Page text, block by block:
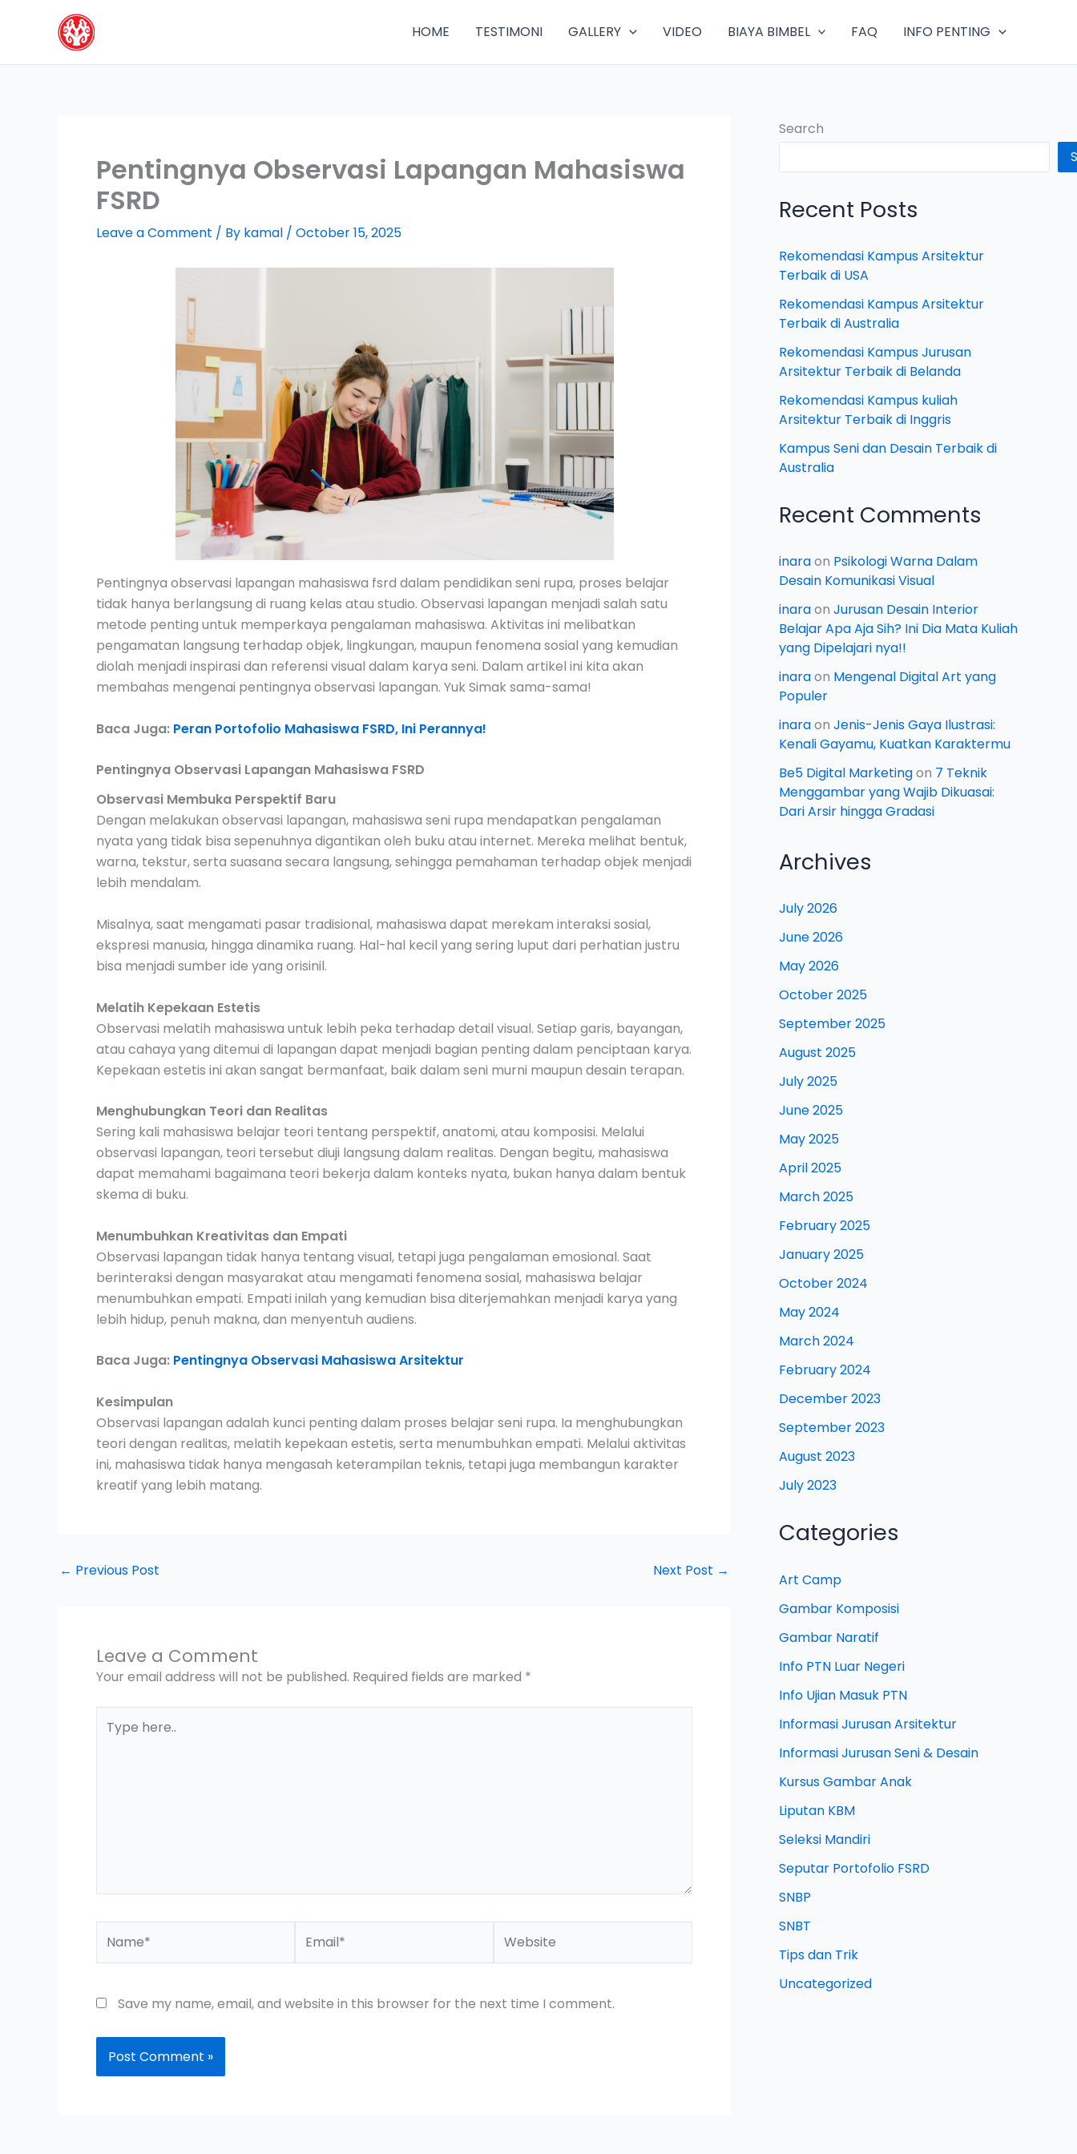
HOME TESTIMONI GALLERY VIDEO BIAYA BIMBEL FAQ INFO PENTING
Pentingnya Observasi Lapangan Mahasiswa
FSRD
Leave a Comment / By kamal / October 15, 2025
Pentingnya observasi lapangan mahasiswa fsrd dalam pendidikan seni rupa, proses belajar
tidak hanya berlangsung di ruang kelas atau studio. Observasi lapangan menjadi salah satu
metode penting untuk memperkaya pengalaman mahasiswa. Aktivitas ini melibatkan
pengamatan langsung terhadap objek, lingkungan, maupun fenomena sosial yang kemudian
diolah menjadi inspirasi dan referensi visual dalam karya seni. Dalam artikel ini kita akan
membahas mengenai pentingnya observasi lapangan. Yuk Simak sama-sama!
Baca Juga: Peran Portofolio Mahasiswa FSRD, Ini Perannya!
Pentingnya Observasi Lapangan Mahasiswa FSRD
Observasi Membuka Perspektif Baru
Dengan melakukan observasi lapangan, mahasiswa seni rupa mendapatkan pengalaman
nyata yang tidak bisa sepenuhnya digantikan oleh buku atau internet. Mereka melihat bentuk,
warna, tekstur, serta suasana secara langsung, sehingga pemahaman terhadap objek menjadi
lebih mendalam.
Misalnya, saat mengamati pasar tradisional, mahasiswa dapat merekam interaksi sosial,
ekspresi manusia, hingga dinamika ruang. Hal-hal kecil yang sering luput dari perhatian justru
bisa menjadi sumber ide yang orisinil.
Melatih Kepekaan Estetis
Observasi melatih mahasiswa untuk lebih peka terhadap detail visual. Setiap garis, bayangan,
atau cahaya yang ditemui di lapangan dapat menjadi bagian penting dalam penciptaan karya.
Kepekaan estetis ini akan sangat bermanfaat, baik dalam seni murni maupun desain terapan.
Menghubungkan Teori dan Realitas
Sering kali mahasiswa belajar teori tentang perspektif, anatomi, atau komposisi. Melalui
observasi lapangan, teori tersebut diuji langsung dalam realitas. Dengan begitu, mahasiswa
dapat memahami bagaimana teori bekerja dalam konteks nyata, bukan hanya dalam bentuk
skema di buku.
Menumbuhkan Kreativitas dan Empati
Observasi lapangan tidak hanya tentang visual, tetapi juga pengalaman emosional. Saat
berinteraksi dengan masyarakat atau mengamati fenomena sosial, mahasiswa belajar
menumbuhkan empati. Empati inilah yang kemudian bisa diterjemahkan menjadi karya yang
lebih hidup, penuh makna, dan menyentuh audiens.
Baca Juga: Pentingnya Observasi Mahasiswa Arsitektur
Kesimpulan
Observasi lapangan adalah kunci penting dalam proses belajar seni rupa. Ia menghubungkan
teori dengan realitas, melatih kepekaan estetis, serta menumbuhkan empati. Melalui aktivitas
ini, mahasiswa tidak hanya mengasah keterampilan teknis, tetapi juga membangun karakter
kreatif yang lebih matang.
← Previous Post Next Post →
Leave a Comment
Your email address will not be published. Required fields are marked *
here..
Save my name, email, and website in this browser for the next time I comment.
Search
Recent Posts
Rekomendasi Kampus Arsitektur
Terbaik di USA
Rekomendasi Kampus Arsitektur
Terbaik di Australia
Rekomendasi Kampus Jurusan
Arsitektur Terbaik di Belanda
Rekomendasi Kampus kuliah
Arsitektur Terbaik di Inggris
Kampus Seni dan Desain Terbaik di
Australia
Recent Comments
inaraon Psikologi Warna Dalam
Desain Komunikasi Visual
inaraon Jurusan Desain Interior
Belajar Apa Aja Sih? Ini Dia Mata Kuliah
yang Dipelajari nya!!
inaraon Mengenal Digital Art yang
Populer
inaraon Jenis-Jenis Gaya Ilustrasi:
Kenali Gayamu, Kuatkan Karaktermu
Be5 Digital Marketingon 7 Teknik
Menggambar yang Wajib Dikuasai:
Dari Arsir hingga Gradasi
Archives
July 2026
June 2026
May 2026
October 2025
September 2025
August 2025
July 2025
June 2025
May 2025
April 2025
March 2025
February 2025
January 2025
October 2024
May 2024
March 2024
February 2024
December 2023
September 2023
August 2023
July 2023
Categories
Art Camp
Gambar Komposisi
Gambar Naratif
Info PTN Luar Negeri
Info Ujian Masuk PTN
Informasi Jurusan Arsitektur
Informasi Jurusan Seni & Desain
Kursus Gambar Anak
Liputan KBM
Seleksi Mandiri
Seputar Portofolio FSRD
SNBP
SNBT
Tips dan Trik
Uncategorized